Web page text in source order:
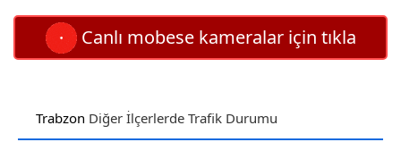
Canlı mobese kameralar için tıkla
Trabzon Diğer İlçerlerde Trafik Durumu